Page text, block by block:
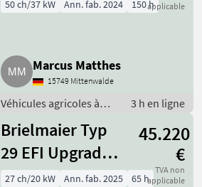
applicable
50 ch/37 kW Ann. fab. 2024 150 h
Marcus Matthes
15749 Mittenwalde
Véhicules agricoles à
3 h en ligne
Brielmaier Typ
29 EFI Upgrade
Vorführmaschine
45.220
€
TVA non
applicable
27 ch/20 kW Ann. fab. 2025 65 h